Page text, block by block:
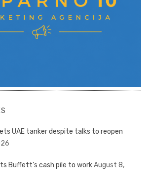
UAE tanker despite talks to reopen
Buffett’s cash pile to workAugust 8,